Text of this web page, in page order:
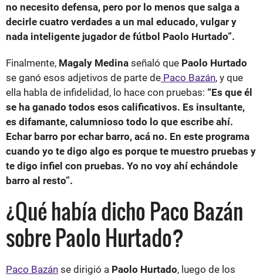
no necesito defensa, pero por lo menos que salga a
decirle cuatro verdades a un mal educado, vulgar y
nada inteligente jugador de fútbol Paolo Hurtado”.
Finalmente, Magaly Medina señaló que Paolo Hurtado
se ganó esos adjetivos de parte de Paco Bazán, y que
ella habla de infidelidad, lo hace con pruebas: “Es que él
se ha ganado todos esos calificativos. Es insultante,
es difamante, calumnioso todo lo que escribe ahí.
Echar barro por echar barro, acá no. En este programa
cuando yo te digo algo es porque te muestro pruebas y
te digo infiel con pruebas. Yo no voy ahí echándole
barro al resto”.
¿Qué había dicho Paco Bazán
sobre Paolo Hurtado?
Paco Bazán se dirigió a Paolo Hurtado, luego de los